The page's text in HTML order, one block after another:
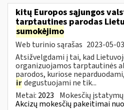
kitų Europos sąjungos
tarptautines parodas
sumokėjimo
Web turinio sąrašas 2023-05-03
Atsižvelgdami į tai, kad
organizuojamos tarptautinės
parodos, kuriose
irdegustuojami ne tik...
Metai: 2023 Mokesčių
Akcizų mokesčių pakeitimai